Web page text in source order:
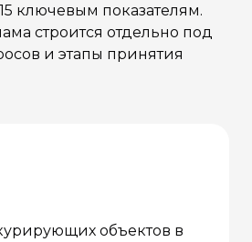
ключевым показателям.
строится отдельно под
и этапы принятия
объектов в